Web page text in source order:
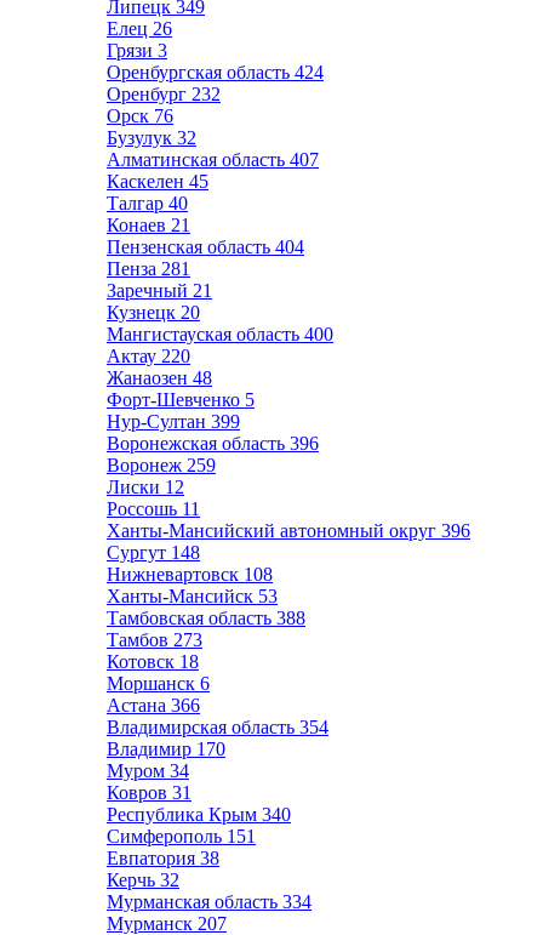
Липецк 349
Елец 26
Грязи 3
Оренбургская область 424
Оренбург 232
Орск 76
Бузулук 32
Алматинская область 407
Каскелен 45
Талгар 40
Конаев 21
Пензенская область 404
Пенза 281
Заречный 21
Кузнецк 20
Мангистауская область 400
Актау 220
Жанаозен 48
Форт-Шевченко 5
Нур-Султан 399
Воронежская область 396
Воронеж 259
Лиски 12
Россошь 11
Ханты-Мансийский автономный округ 396
Сургут 148
Нижневартовск 108
Ханты-Мансийск 53
Тамбовская область 388
Тамбов 273
Котовск 18
Моршанск 6
Астана 366
Владимирская область 354
Владимир 170
Муром 34
Ковров 31
Республика Крым 340
Симферополь 151
Евпатория 38
Керчь 32
Мурманская область 334
Мурманск 207